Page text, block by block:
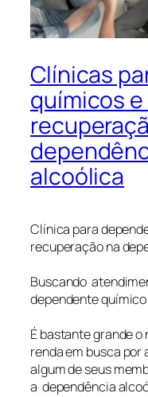
Clínicas
químicos
alcoólica
Clínica para
recuperação na
Buscando
dependente químico
É bastante grande
renda em busca
algum de seus
a dependência